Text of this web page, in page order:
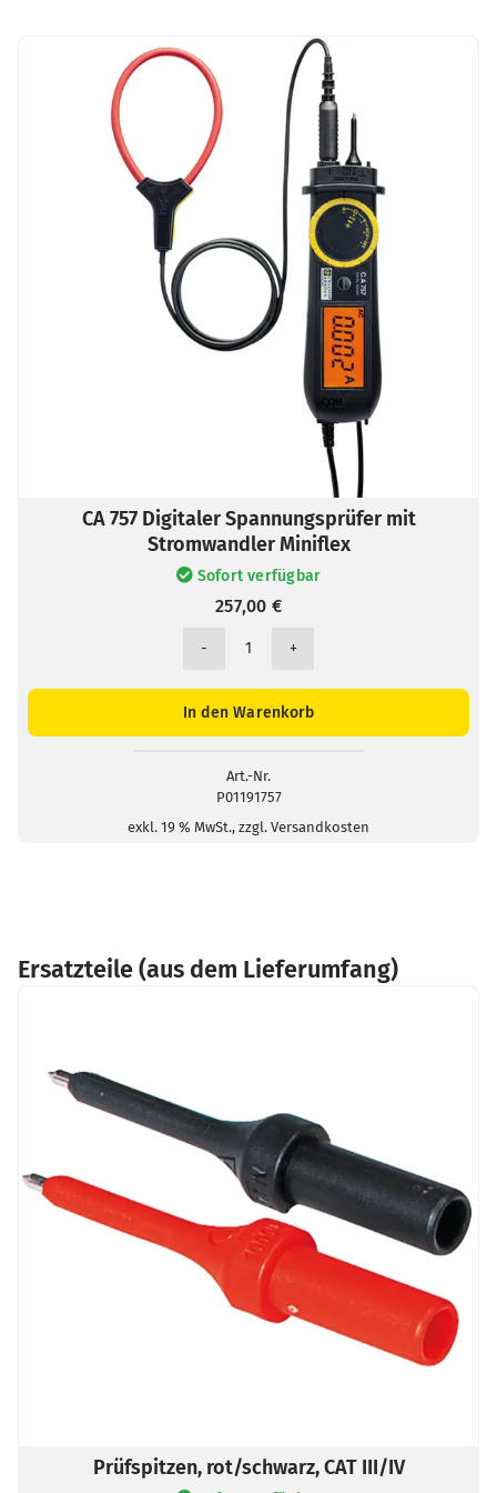
CA 757 Digitaler Spannungsprüfer mit
Stromwandler Miniflex
Sofort verfügbar
257,00 €
CA
Digitaler
Stromwandler
Miniflex
Menge
In den Warenkorb
Art.-Nr.
P01191757
exkl. 19 % MwSt., zzgl. Versandkosten
Ersatzteile (aus dem Lieferumfang)
Prüfspitzen, rot/schwarz, CAT III/IV